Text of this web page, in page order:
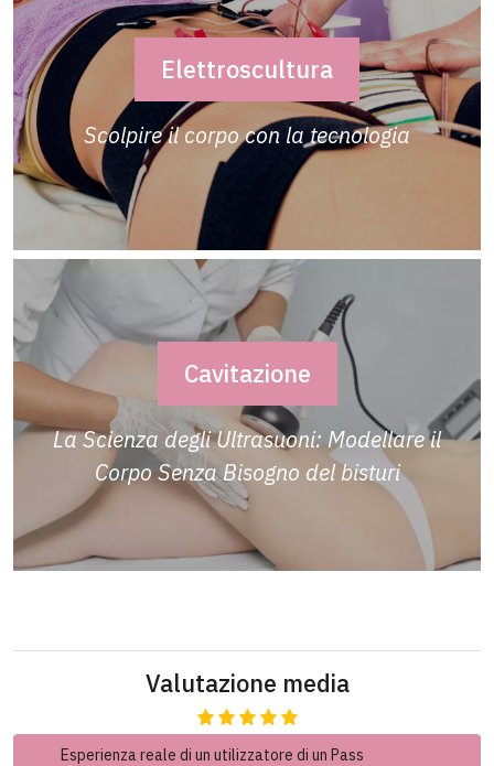
Valutazione media
Esperienza reale di un utilizzatore di un Pass
Elettroscultura
Scolpire il corpo con la tecnologia
Cavitazione
La Scienza degli Ultrasuoni: Modellare il
Corpo Senza Bisogno del bisturi